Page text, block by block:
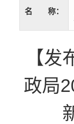
名 称：
【
政局